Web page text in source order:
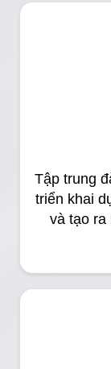
Tập trung
triển khai
và tạo ra